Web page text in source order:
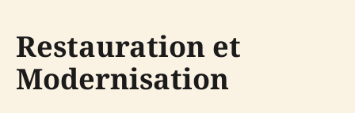
Restauration et
Modernisation